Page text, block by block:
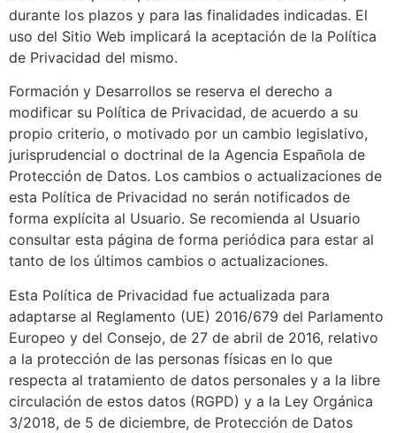
durante los plazos y para las finalidades indicadas. El
uso del Sitio Web implicará la aceptación de la Política
de Privacidad del mismo.
Formación y Desarrollos se reserva el derecho a
modificar su Política de Privacidad, de acuerdo a su
propio criterio, o motivado por un cambio legislativo,
jurisprudencial o doctrinal de la Agencia Española de
Protección de Datos. Los cambios o actualizaciones de
esta Política de Privacidad no serán notificados de
forma explícita al Usuario. Se recomienda al Usuario
consultar esta página de forma periódica para estar al
tanto de los últimos cambios o actualizaciones.
Esta Política de Privacidad fue actualizada para
adaptarse al Reglamento (UE) 2016/679 del Parlamento
Europeo y del Consejo, de 27 de abril de 2016, relativo
a la protección de las personas físicas en lo que
respecta al tratamiento de datos personales y a la libre
circulación de estos datos (RGPD) y a la Ley Orgánica
3/2018, de 5 de diciembre, de Protección de Datos